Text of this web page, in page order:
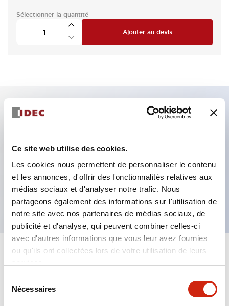
Ce site web utilise des cookies.
Les cookies nous permettent de personnaliser le contenu
et les annonces, d'offrir des fonctionnalités relatives aux
médias sociaux et d'analyser notre trafic. Nous
partageons également des informations sur l'utilisation de
notre site avec nos partenaires de médias sociaux, de
publicité et d'analyse, qui peuvent combiner celles-ci
avec d'autres informations que vous leur avez fournies
ou qu'ils ont collectées lors de votre utilisation de leurs
Nécessaires
Sélectionner la quantité
Ajouter au devis
Fixation par regroupement possible
Le commutateur sélecteur avec clé adopte une
structure à goupille à cylindre haute sécurité
La structure de protection est IP65 (IEC60529)
Spécifications